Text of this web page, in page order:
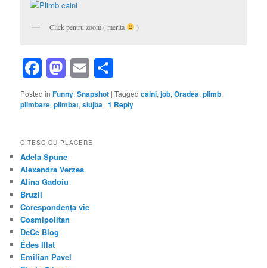
Click pentru zoom ( merita )
Facebook
Mastodon
Email
Posted in Funny,Snapshot |Tagged caini,job,Oradea,plimb,
plimbare,plimbat,slujba |1 Reply
CITESC CU PLACERE
Adela Spune
Alexandra Verzes
Alina Gadoiu
Bruzli
Corespondența vie
Cosmipolitan
DeCe Blog
Édes Illat
Emilian Pavel